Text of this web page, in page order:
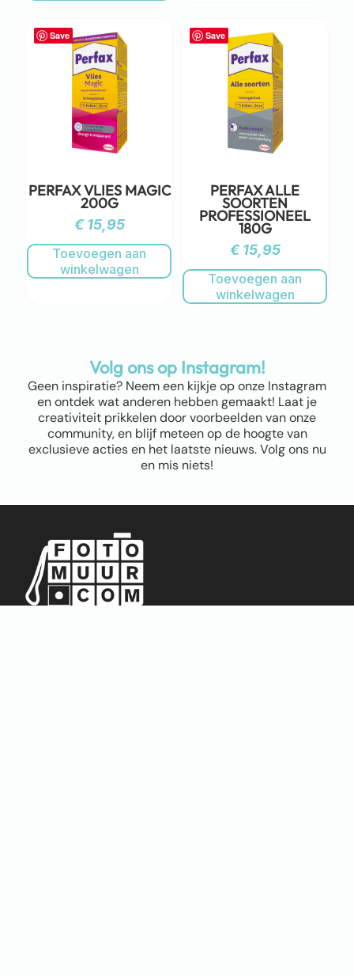
Save
PERFAX VLIES MAGIC
200G
€15,95
Toevoegen aan
winkelwagen
Save
PERFAX ALLE
SOORTEN
PROFESSIONEEL
180G
€15,95
Toevoegen aan
winkelwagen
Volg ons op Instagram!
Geen inspiratie? Neem een kijkje op onze Instagram
en ontdek wat anderen hebben gemaakt! Laat je
creativiteit prikkelen door voorbeelden van onze
community, en blijf meteen op de hoogte van
exclusieve acties en het laatste nieuws. Volg ons nu
en mis niets!